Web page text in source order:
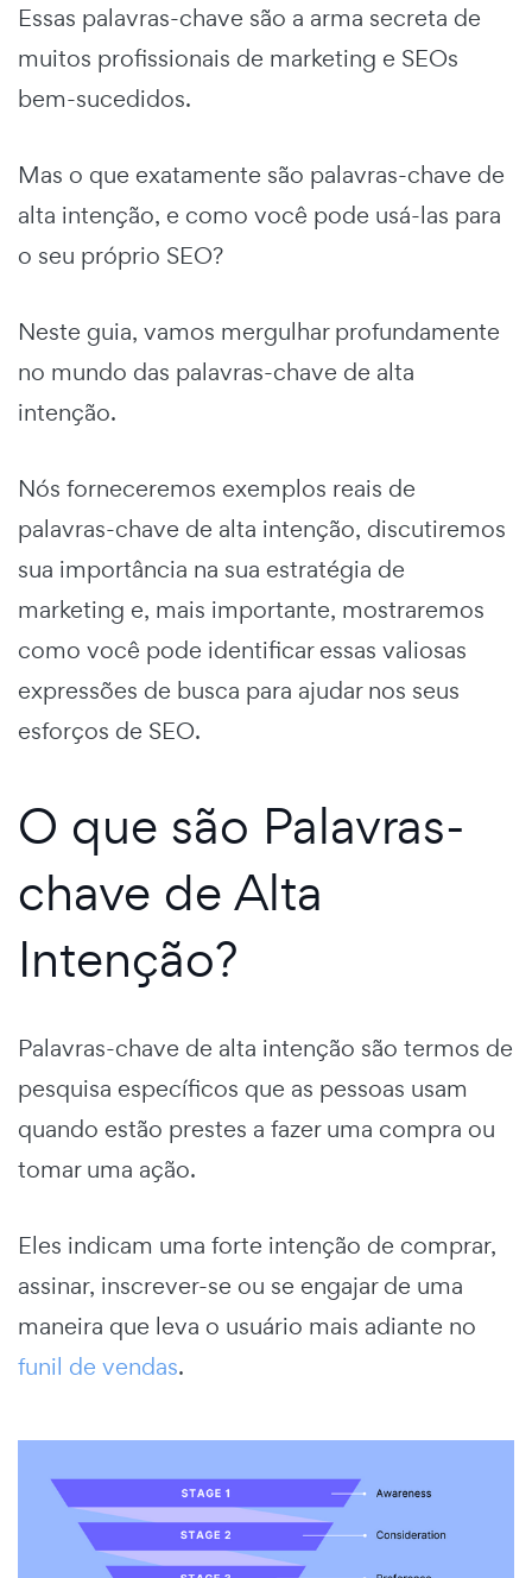
Essas palavras-chave são a arma secreta de
muitos profissionais de marketing e SEOs
bem-sucedidos.
Mas o que exatamente são palavras-chave de
alta intenção, e como você pode usá-las para
o seu próprio SEO?
Neste guia, vamos mergulhar profundamente
no mundo das palavras-chave de alta
intenção.
Nós forneceremos exemplos reais de
palavras-chave de alta intenção, discutiremos
sua importância na sua estratégia de
marketing e, mais importante, mostraremos
como você pode identificar essas valiosas
expressões de busca para ajudar nos seus
esforços de SEO.
O que são Palavras-
chave de Alta
Intenção?
Palavras-chave de alta intenção são termos de
pesquisa específicos que as pessoas usam
quando estão prestes a fazer uma compra ou
tomar uma ação.
Eles indicam uma forte intenção de comprar,
assinar, inscrever-se ou se engajar de uma
maneira que leva o usuário mais adiante no
funil de vendas.